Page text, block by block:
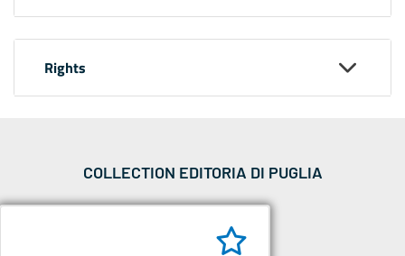
Rights
COLLECTION EDITORIA DI PUGLIA